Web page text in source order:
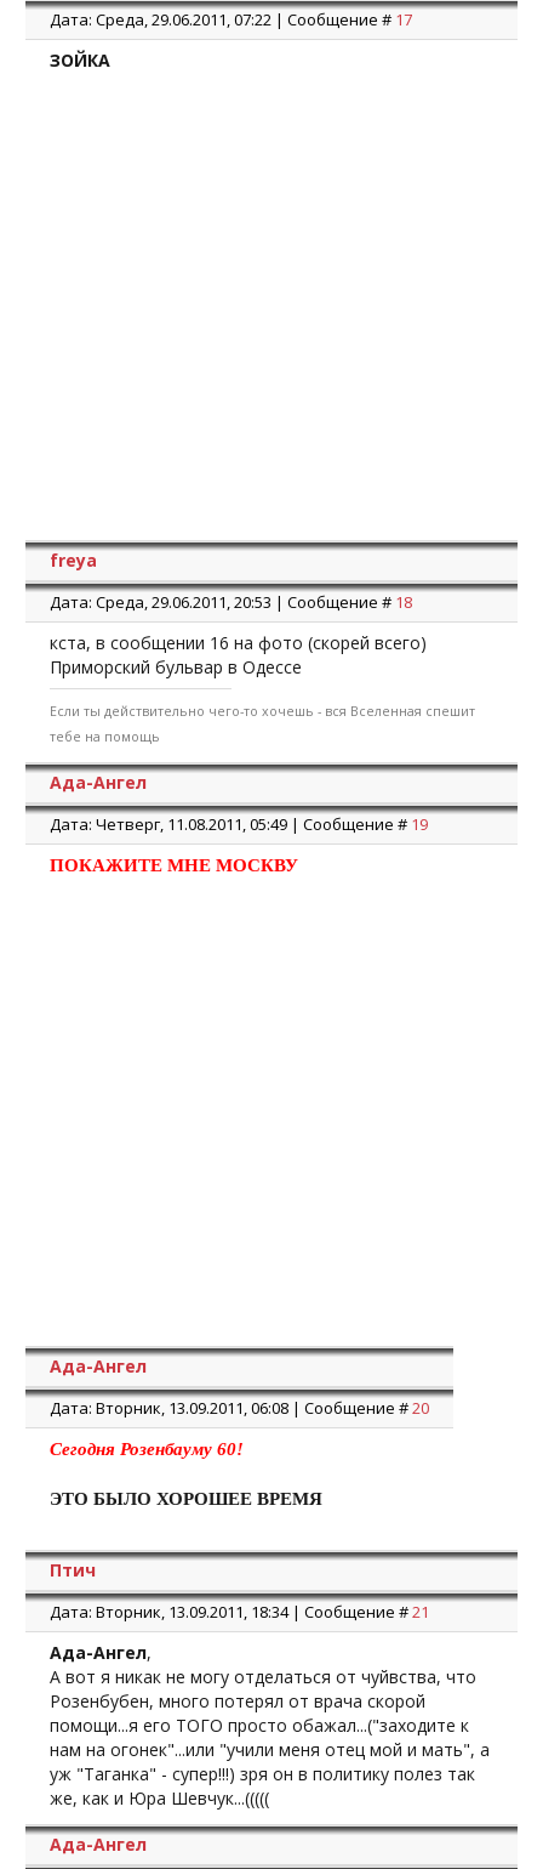
Дата: Среда, 29.06.2011, 07:22 | Сообщение # 17
ЗОЙКА
freya
Дата: Среда, 29.06.2011, 20:53 | Сообщение # 18
кста, в сообщении 16 на фото (скорей всего)
Приморский бульвар в Одессе
Если ты действительно чего-то хочешь - вся Вселенная спешит
тебе на помощь
Ада-Ангел
Дата: Четверг, 11.08.2011, 05:49 | Сообщение # 19
ПОКАЖИТЕ МНЕ МОСКВУ
Ада-Ангел
Дата: Вторник, 13.09.2011, 06:08 | Сообщение #20
Сегодня Розенбауму 60!
ЭТО БЫЛО ХОРОШЕЕ ВРЕМЯ
Птич
Дата: Вторник, 13.09.2011, 18:34 | Сообщение #21
Ада-Ангел,
А вот я никак не могу отделаться от чуйвства, что
Розенбубен, много потерял от врача скорой
помощи...я его ТОГО просто обажал...("заходите к
нам на огонек"...или "учили меня отец мой и мать", а
уж "Таганка" - супер!!!) зря он в политику полез так
же, как и Юра Шевчук...(((((
Ада-Ангел